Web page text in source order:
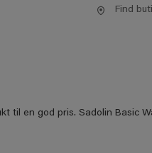
Find
til en god pris. Sadolin Basic